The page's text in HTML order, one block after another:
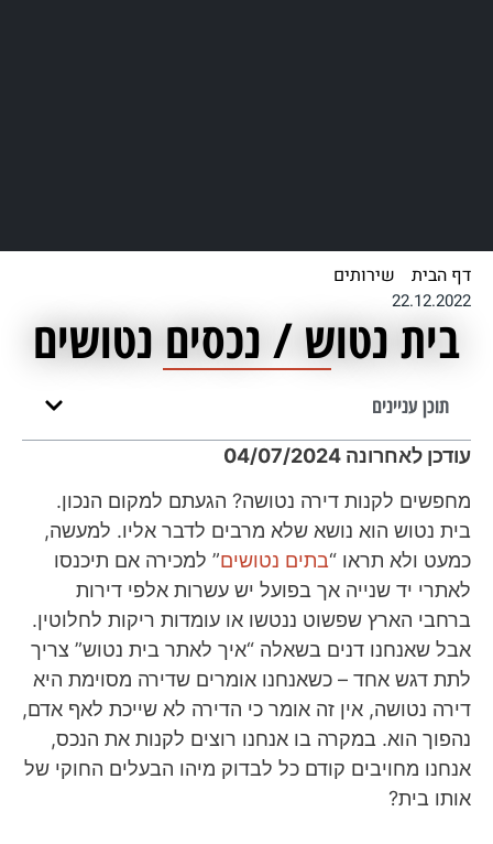
דף הבית שירותים
22.12.2022
בית נטוש / נכסים נטושים
תוכן עניינים
עודכן לאחרונה 04/07/2024
מחפשים לקנות דירה נטושה? הגעתם למקום הנכון.
בית נטוש הוא נושא שלא מרבים לדבר אליו. למעשה,
כמעט ולא תראו “בתים נטושים” למכירה אם תיכנסו
לאתרי יד שנייה אך בפועל יש עשרות אלפי דירות
ברחבי הארץ שפשוט ננטשו או עומדות ריקות לחלוטין.
אבל שאנחנו דנים בשאלה “איך לאתר בית נטוש” צריך
לתת דגש אחד – כשאנחנו אומרים שדירה מסוימת היא
דירה נטושה, אין זה אומר כי הדירה לא שייכת לאף אדם,
נהפוך הוא. במקרה בו אנחנו רוצים לקנות את הנכס,
אנחנו מחויבים קודם כל לבדוק מיהו הבעלים החוקי של
אותו בית?